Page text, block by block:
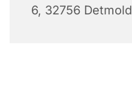
6, 32756 Detmold